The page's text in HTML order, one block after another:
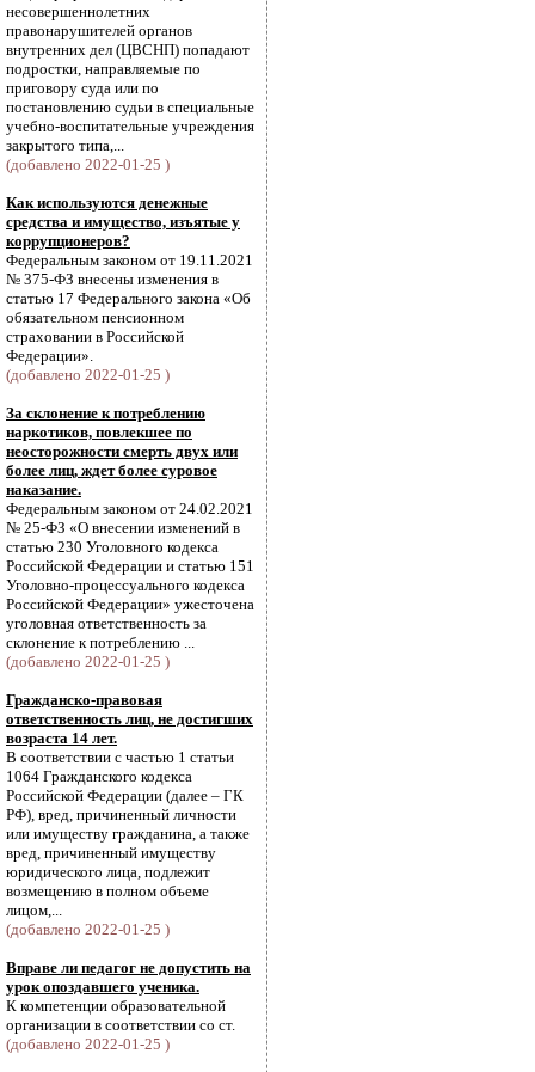
несовершеннолетних
правонарушителей органов
внутренних дел (ЦВСНП) попадают
подростки, направляемые по
приговору суда или по
постановлению судьи в специальные
учебно-воспитательные учреждения
закрытого типа,...
(добавлено 2022-01-25 )
Как используются денежные
средства и имущество, изъятые у
коррупционеров?
Федеральным законом от 19.11.2021
№ 375-ФЗ внесены изменения в
статью 17 Федерального закона «Об
обязательном пенсионном
страховании в Российской
Федерации».
(добавлено 2022-01-25 )
За склонение к потреблению
наркотиков, повлекшее по
неосторожности смерть двух или
более лиц, ждет более суровое
наказание.
Федеральным законом от 24.02.2021
№ 25-ФЗ «О внесении изменений в
статью 230 Уголовного кодекса
Российской Федерации и статью 151
Уголовно-процессуального кодекса
Российской Федерации» ужесточена
уголовная ответственность за
склонение к потреблению ...
(добавлено 2022-01-25 )
Гражданско-правовая
ответственность лиц, не достигших
возраста 14 лет.
В соответствии с частью 1 статьи
1064 Гражданского кодекса
Российской Федерации (далее – ГК
РФ), вред, причиненный личности
или имуществу гражданина, а также
вред, причиненный имуществу
юридического лица, подлежит
возмещению в полном объеме
лицом,...
(добавлено 2022-01-25 )
Вправе ли педагог не допустить на
урок опоздавшего ученика.
К компетенции образовательной
организации в соответствии со ст.
(добавлено 2022-01-25 )